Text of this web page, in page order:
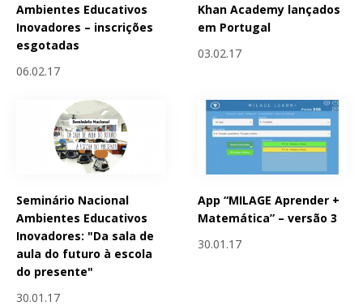
Ambientes Educativos
Inovadores – inscrições
esgotadas
06.02.17
Khan Academy lançados
em Portugal
03.02.17
Seminário Nacional
Ambientes Educativos
Inovadores: "Da sala de
aula do futuro à escola
do presente"
30.01.17
App “MILAGE Aprender +
Matemática” – versão 3
30.01.17